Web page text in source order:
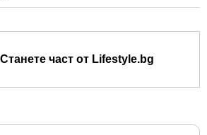
Станете част от Lifestyle.bg